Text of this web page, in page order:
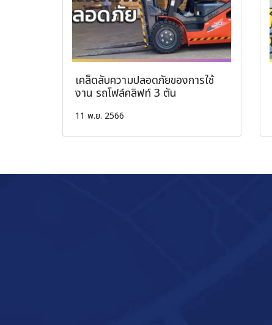
เคล็ดลับความปลอดภัยของการใช้
งาน รถโฟล์คลิฟท์ 3 ตัน
11 พ.ย. 2566